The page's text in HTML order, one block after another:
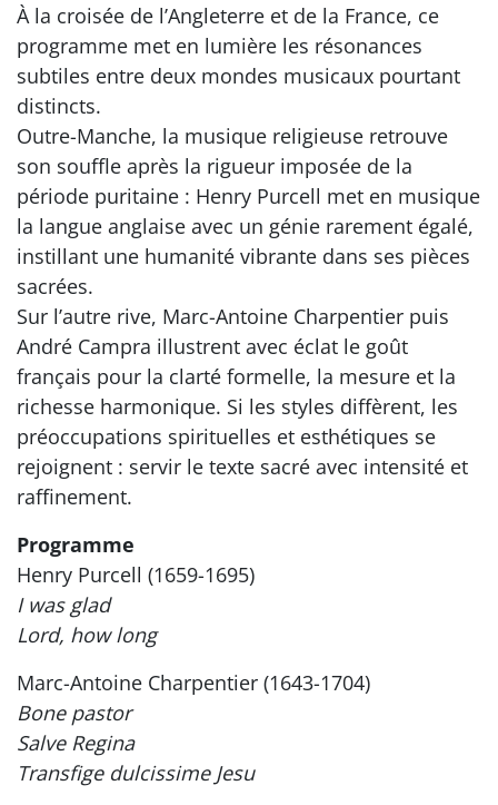
À la croisée de l’Angleterre et de la France, ce
programme met en lumière les résonances
subtiles entre deux mondes musicaux pourtant
distincts.
Outre-Manche, la musique religieuse retrouve
son souffle après la rigueur imposée de la
période puritaine : Henry Purcell met en musique
la langue anglaise avec un génie rarement égalé,
instillant une humanité vibrante dans ses pièces
sacrées.
Sur l’autre rive, Marc-Antoine Charpentier puis
André Campra illustrent avec éclat le goût
français pour la clarté formelle, la mesure et la
richesse harmonique. Si les styles diffèrent, les
préoccupations spirituelles et esthétiques se
rejoignent : servir le texte sacré avec intensité et
raffinement.
Programme
Henry Purcell (1659-1695)
I was glad
Lord, how long
Marc-Antoine Charpentier (1643-1704)
Bone pastor
Salve Regina
Transfige dulcissime Jesu